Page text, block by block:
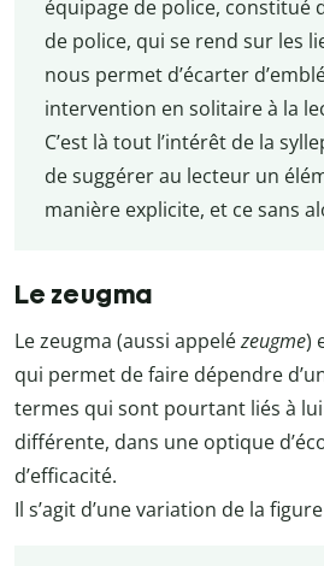
équipage de police, constitué
de police, qui se rend sur les
nous permet d’écarter
intervention en solitaire à la
C’est là tout l’intérêt de la
de suggérer au lecteur un
manière explicite, et ce sans
Le zeugma
Le zeugma (aussi appelézeugme)
qui permet de faire dépendre
termes qui sont pourtant liés à
différente, dans une optique
d’efficacité.
Il s’agit d’une variation de la figure